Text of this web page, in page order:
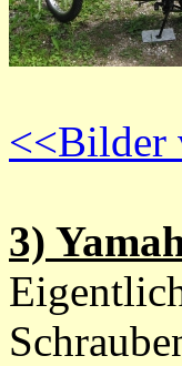
<<Bilder
3)